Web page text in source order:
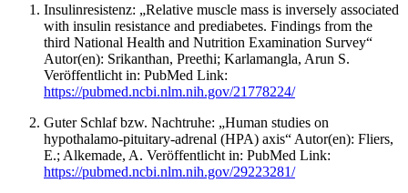
Insulinresistenz: „Relative muscle mass is inversely associated
with insulin resistance and prediabetes. Findings from the
third National Health and Nutrition Examination Survey“
Autor(en): Srikanthan, Preethi; Karlamangla, Arun S.
Veröffentlicht in: PubMed Link:
https://pubmed.ncbi.nlm.nih.gov/21778224/
Guter Schlaf bzw. Nachtruhe: „Human studies on
hypothalamo-pituitary-adrenal (HPA) axis“ Autor(en): Fliers,
E.; Alkemade, A. Veröffentlicht in: PubMed Link:
https://pubmed.ncbi.nlm.nih.gov/29223281/